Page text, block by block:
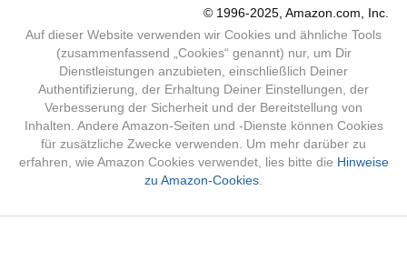
© 1996-2025, Amazon.com, Inc.
Auf dieser Website verwenden wir Cookies und ähnliche Tools
(zusammenfassend „Cookies“ genannt) nur, um Dir
Dienstleistungen anzubieten, einschließlich Deiner
Authentifizierung, der Erhaltung Deiner Einstellungen, der
Verbesserung der Sicherheit und der Bereitstellung von
Inhalten. Andere Amazon-Seiten und -Dienste können Cookies
für zusätzliche Zwecke verwenden. Um mehr darüber zu
erfahren, wie Amazon Cookies verwendet, lies bitte die Hinweise
zu Amazon-Cookies